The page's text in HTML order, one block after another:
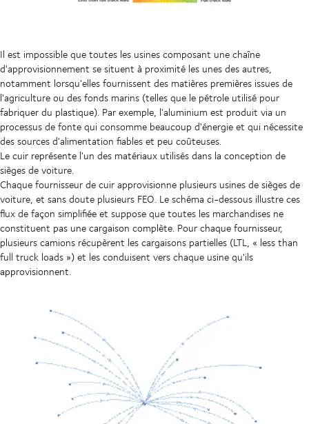
Il est impossible que toutes les usines composant une chaîne
d'approvisionnement se situent à proximité les unes des autres,
notamment lorsqu'elles fournissent des matières premières issues de
l'agriculture ou des fonds marins (telles que le pétrole utilisé pour
fabriquer du plastique). Par exemple, l'aluminium est produit via un
processus de fonte qui consomme beaucoup d'énergie et qui nécessite
des sources d'alimentation fiables et peu coûteuses.
Le cuir représente l'un des matériaux utilisés dans la conception de
sièges de voiture.
Chaque fournisseur de cuir approvisionne plusieurs usines de sièges de
voiture, et sans doute plusieurs FEO. Le schéma ci-dessous illustre ces
flux de façon simplifiée et suppose que toutes les marchandises ne
constituent pas une cargaison complète. Pour chaque fournisseur,
plusieurs camions récupèrent les cargaisons partielles (LTL, « less than
full truck loads ») et les conduisent vers chaque usine qu'ils
approvisionnent.